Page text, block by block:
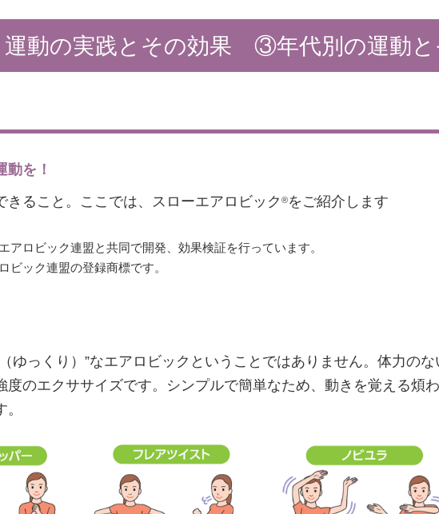
運動の実践とその効果 ③年代別の運動と
を！
ること。ここでは、スローエアロビック ®をご紹介します
ロビック連盟と共同で開発、効果検証を行っています。
ック連盟の登録商標です。
ゆっくり）”なエアロビックということではありません。体力の
度のエクササイズです。シンプルで簡単なため、動きを覚える煩